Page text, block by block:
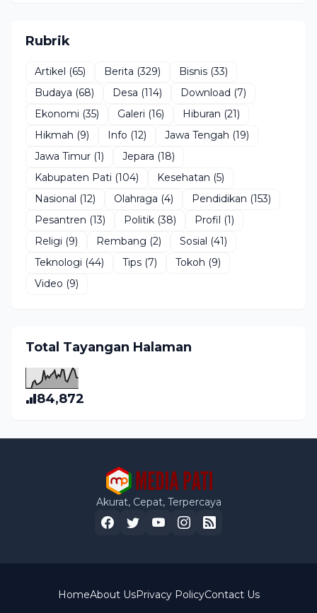
Rubrik
Artikel (65) Berita (329) Bisnis (33)
Budaya (68) Desa (114) Download (7)
Ekonomi (35) Galeri (16) Hiburan (21)
Hikmah (9) Info (12) Jawa Tengah (19)
Jawa Timur (1) Jepara (18)
Kabupaten Pati (104) Kesehatan (5)
Nasional (12) Olahraga (4) Pendidikan (153)
Pesantren (13) Politik (38) Profil (1)
Religi (9) Rembang (2) Sosial (41)
Teknologi (44) Tips (7) Tokoh (9)
Video (9)
Total Tayangan Halaman
84,872
Akurat, Cepat, Terpercaya
HomeAbout UsPrivacy PolicyContact Us